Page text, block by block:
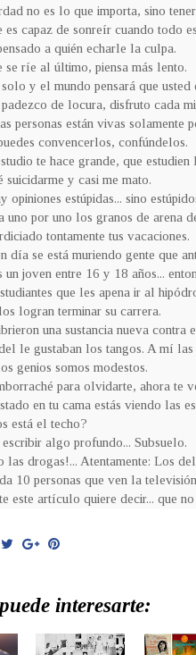
no es lo que importa, sino
es capaz de sonreír cuando todo
a quién echarle la culpa.
se ríe al último, piensa más lento.
y el mundo pensará que usted
de locura, disfruto cada
personas están vivas solamente
convencerlos, confúndelos.
te hace grande, que estudien
suicidarme y casi me mato.
opiniones estúpidas... sino
uno por uno los granos de arena
tontamente tus vacaciones.
día se está muriendo gente que
un joven entre 16 y 18 años...
que les apena ir al
logran terminar su carrera.
una sustancia nueva
le gustaban los tangos. A mí las
genios somos modestos.
para olvidarte, ahora te
en tu cama estás viendo las
el techo?
algo profundo... Subsuelo.
las drogas!... Atentamente: Los
10 personas que ven la
este artículo quiere decir... que
interesarte: